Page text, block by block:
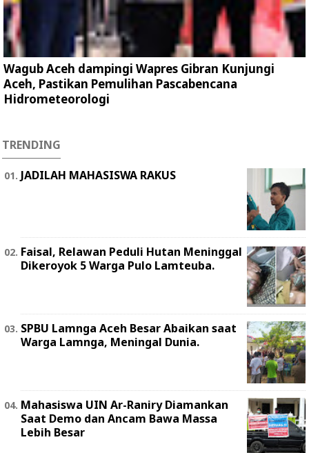
Wagub Aceh dampingi Wapres Gibran Kunjungi
Aceh, Pastikan Pemulihan Pascabencana
Hidrometeorologi
TRENDING
JADILAH MAHASISWA RAKUS
Faisal, Relawan Peduli Hutan Meninggal
Dikeroyok 5 Warga Pulo Lamteuba.
SPBU Lamnga Aceh Besar Abaikan saat
Warga Lamnga, Meningal Dunia.
Mahasiswa UIN Ar-Raniry Diamankan
Saat Demo dan Ancam Bawa Massa
Lebih Besar